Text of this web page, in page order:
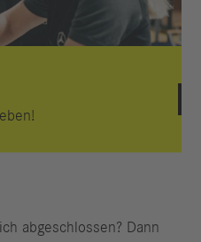
abgeschlossen? Dann